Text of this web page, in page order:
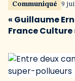
Communiqué 9
« Guillaume
France Culture